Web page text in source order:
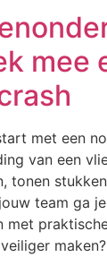
mee
met een
van een
tonen
team ga
met